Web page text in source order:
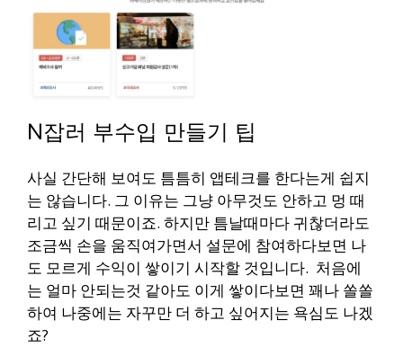
N잡러 부수입 만들기 팁
사실 간단해 보여도 틈틈히 앱테크를 한다는게 쉽지
는 않습니다. 그 이유는 그냥 아무것도 안하고 멍 때
리고 싶기 때문이죠. 하지만 틈날때마다 귀찮더라도
조금씩 손을 움직여가면서 설문에 참여하다보면 나
도 모르게 수익이 쌓이기 시작할 것입니다. 처음에
는 얼마 안되는것 같아도 이게 쌓이다보면 꽤나 쏠쏠
하여 나중에는 자꾸만 더 하고 싶어지는 욕심도 나겠
죠?